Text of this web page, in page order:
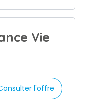
Vie
l'offre